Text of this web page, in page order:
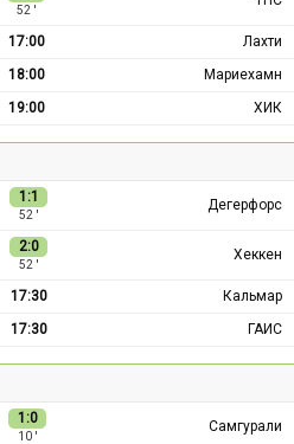
52 ′
17:00
Лахти
18:00
Мариехамн
19:00 ХИК
1:1
52 ′
Дегерфорс
2:0
52 ′
Хеккен
17:30
Кальмар
17:30 ГАИС
1:0
10 ′
Самгурали